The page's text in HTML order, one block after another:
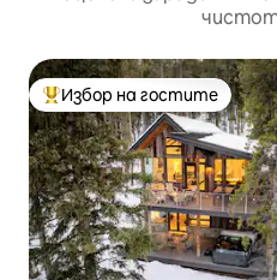
Най-популярен избор на
Избор на гостите